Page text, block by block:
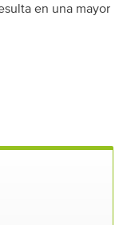
en una mayor